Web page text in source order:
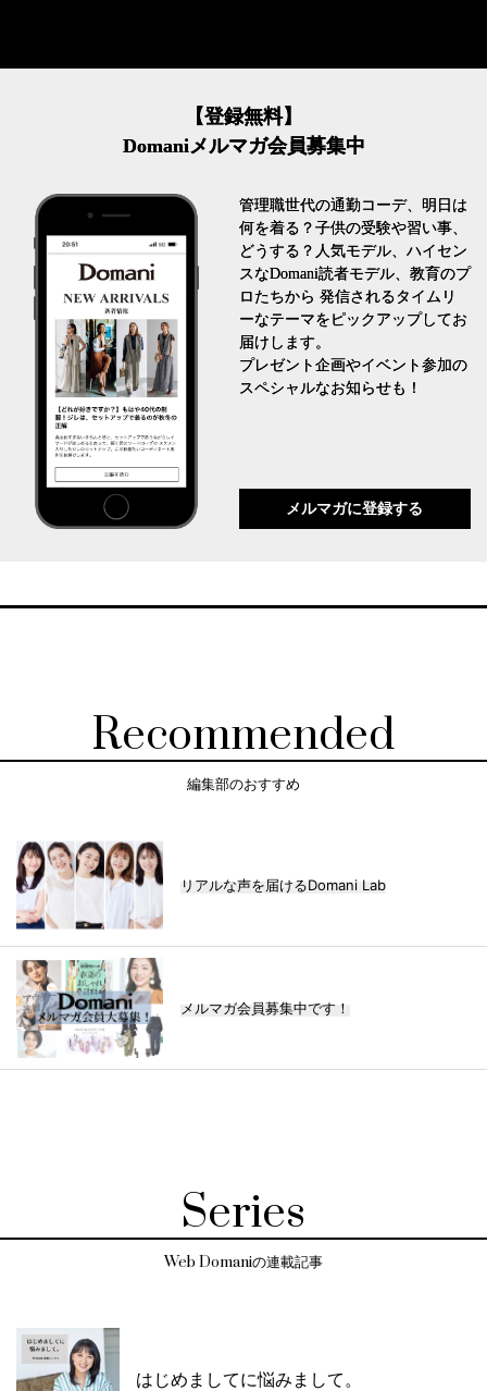
【登録無料】
Domaniメルマガ会員募集中
管理職世代の通勤コーデ、明日は
何を着る？子供の受験や習い事、
どうする？人気モデル、ハイセン
スなDomani読者モデル、教育のプ
ロたちから 発信されるタイムリ
ーなテーマをピックアップしてお
届けします。
プレゼント企画やイベント参加の
スペシャルなお知らせも！
メルマガに登録する
Recommended
編集部のおすすめ
リアルな声を届けるDomani Lab
メルマガ会員募集中です！
Series
Web Domaniの連載記事
はじめましてに悩みまして。